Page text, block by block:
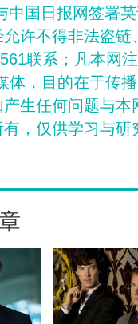
中国日报网签署
许不得非法盗
联系；凡本网
体，目的在于传
生任何问题与
，仅供学习与